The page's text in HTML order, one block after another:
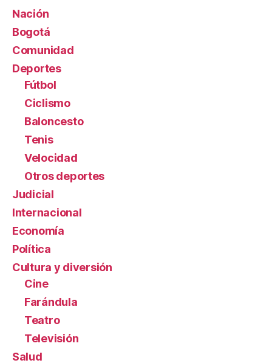
Nación
Bogotá
Comunidad
Deportes
Fútbol
Ciclismo
Baloncesto
Tenis
Velocidad
Otros deportes
Judicial
Internacional
Economía
Política
Cultura y diversión
Cine
Farándula
Teatro
Televisión
Salud